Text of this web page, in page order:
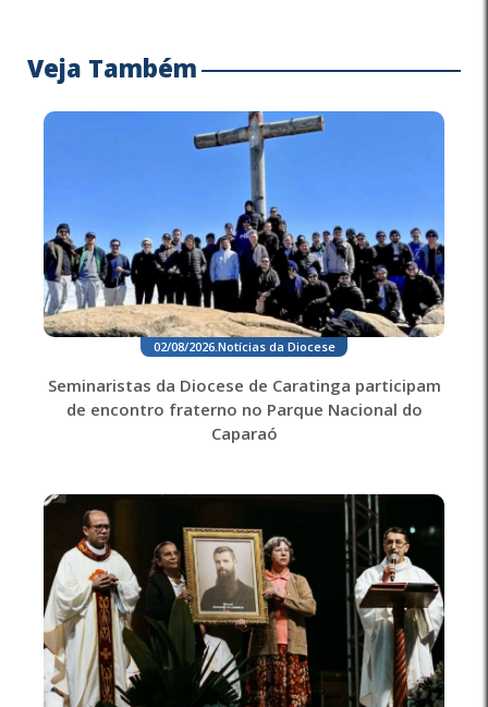
Veja Também
02/08/2026.Notícias da Diocese
Seminaristas da Diocese de Caratinga participam
de encontro fraterno no Parque Nacional do
Caparaó